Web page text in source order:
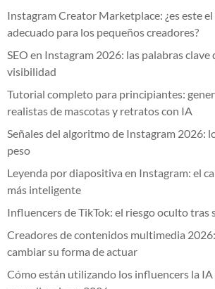
Instagram Creator Marketplace: ¿es este
adecuado para los pequeños creadores?
SEO en Instagram 2026: las palabras clave
visibilidad
Tutorial completo para principiantes:
realistas de mascotas y retratos con IA
Señales del algoritmo de Instagram 2026:
peso
Leyenda por diapositiva en Instagram: el
más inteligente
Influencers de TikTok: el riesgo oculto tras
Creadores de contenidos multimedia
cambiar su forma de actuar
Cómo están utilizando los influencers la IA